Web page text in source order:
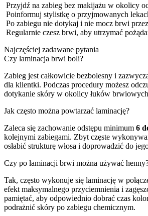
Przyjdź na zabieg bez makijażu w okolicy
Poinformuj stylistkę o przyjmowanych
Po zabiegu nie dotykaj i nie mocz brwi
Regularnie czesz brwi, aby utrzymać
Najczęściej zadawane pytania
Czy laminacja brwi boli?
Zabieg jest całkowicie bezbolesny i
dla klientki. Podczas procedury możesz
dotykanie skóry w okolicy łuków
Jak często można powtarzać laminację?
Zaleca się zachowanie odstępu minimum 6
kolejnymi zabiegami. Zbyt częste
osłabić strukturę włosa i doprowadzić do
Czy po laminacji brwi można używać
Tak, często wykonuje się laminację w
efekt maksymalnego przyciemnienia i
pamiętać, aby odpowiednio dobrać czas
podrażnić skóry po zabiegu chemicznym.